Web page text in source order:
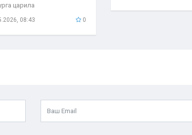
царила
атмосфера. С
поезда...
08:43 0